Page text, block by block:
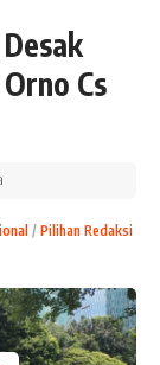
Cs
Pilihan Redaksi